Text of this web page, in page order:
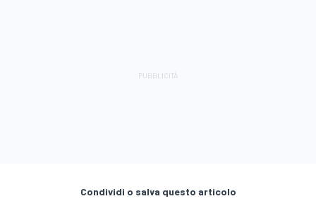
Condividi o salva questo articolo